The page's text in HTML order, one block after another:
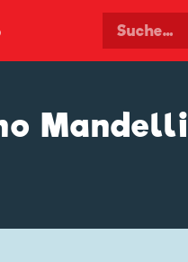
Mandelli